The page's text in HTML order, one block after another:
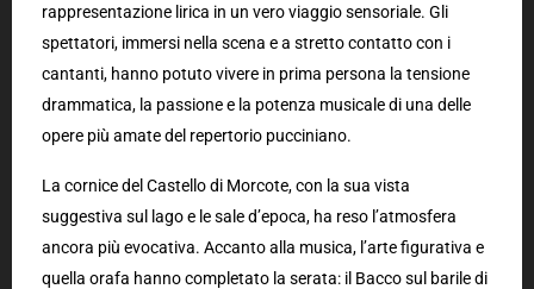
rappresentazione lirica in un vero viaggio sensoriale. Gli
spettatori, immersi nella scena e a stretto contatto con i
cantanti, hanno potuto vivere in prima persona la tensione
drammatica, la passione e la potenza musicale di una delle
opere più amate del repertorio pucciniano.
La cornice del Castello di Morcote, con la sua vista
suggestiva sul lago e le sale d’epoca, ha reso l’atmosfera
ancora più evocativa. Accanto alla musica, l’arte figurativa e
quella orafa hanno completato la serata: il Bacco sul barile di